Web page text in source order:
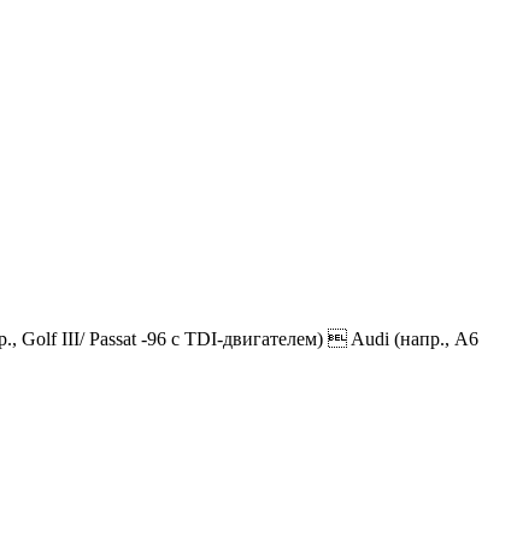
Golf III/ Passat -96 с TDI-двигателем)  Audi (напр., A6